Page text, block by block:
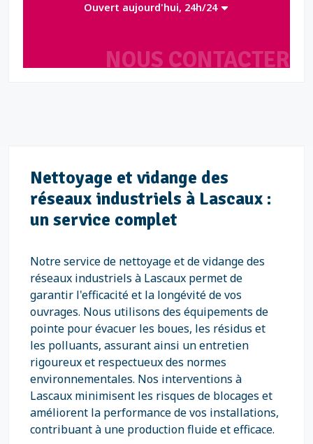
NOUS CONTACTER
Ouvert aujourd'hui, 24h/24
Nettoyage et vidange des
réseaux industriels à Lascaux :
un service complet
Notre service de nettoyage et de vidange des
réseaux industriels à Lascaux permet de
garantir l'efficacité et la longévité de vos
ouvrages. Nous utilisons des équipements de
pointe pour évacuer les boues, les résidus et
les polluants, assurant ainsi un entretien
rigoureux et respectueux des normes
environnementales. Nos interventions à
Lascaux minimisent les risques de blocages et
améliorent la performance de vos installations,
contribuant à une production fluide et efficace.